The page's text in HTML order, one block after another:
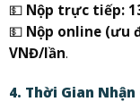
💵 Nộp trực tiếp:
💵 Nộp online (ưu
VNĐ/lần.
4. Thời Gian Nhận